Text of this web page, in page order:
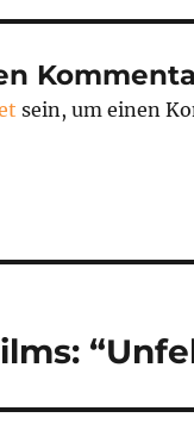
sein, um einen